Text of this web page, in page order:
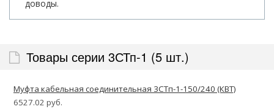
доводы.
Товары серии 3СТп-1 (5 шт.)
Муфта кабельная соединительная 3СТп-1-150/240 (КВТ)
6527.02 руб.